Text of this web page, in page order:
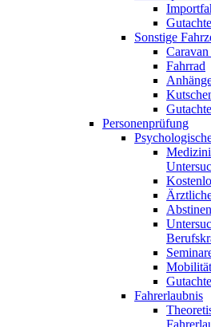
Sonstige
Fahrrad
Personenprüfung
Fahrerlaubnis